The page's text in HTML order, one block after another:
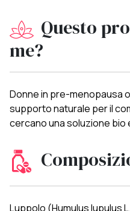
Questo
me?
Donne in pre-menopausa
supporto naturale per il
cercano una soluzione bio
Luppolo (Humulus lupulus